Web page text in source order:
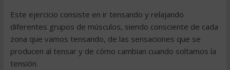
Este ejercicio consiste en ir tensando y relajando
diferentes grupos de músculos, siendo consciente de cada
zona que vamos tensando, de las sensaciones que se
producen al tensar y de cómo cambian cuando soltamos la
tensión.